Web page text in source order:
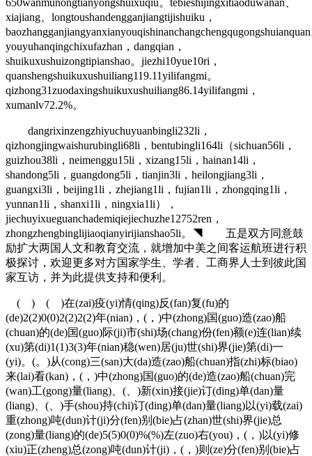
xiajiang、longtoushandengganjiangtijishuiku，
youyuhanqingchixufazhan，dangqian，
shuikuxushuizongtipianshao。jiezhi10yue10ri，
quanshengshuikuxushuiliang119.11yilifangmi。
qizhong31zuodaxingshuikuxushuiliang86.14yilifangmi，
xumanlv72.2%。
dangrixinzengzhiyuchuyuanbingli232li，
qizhongjingwaishurubingli68li，bentubingli164li（sichuan56li，
guizhou38li，neimenggu15li，xizang15li，hainan14li，
shandong5li，guangdong5li，tianjin3li，heilongjiang3li，
guangxi3li，beijing1li，zhejiang1li，fujian1li，zhongqing1li，
yunnan1li，shanxi1li，ningxia1li），
jiechuyixueguanchademiqiejiechuzhe12752ren，
zhongzhengbinglijiaoqianyirijianshao5li。◥ 五是双方同意鼓
励扩大两国人文和教育交流，就增加中美之间客运航班进行积
极探讨，欢迎更多对方国家学生、学者、工商界人士到彼此国
家互访，并为此提供支持和便利。
( ) ( )在(zai)疫(yi)情(qing)反(fan)复(fu)的
(de)2(2)0(0)2(2)2(2)年(nian)，(，)中(zhong)国(guo)造(zao)船
(chuan)的(de)国(guo)际(ji)市(shi)场(chang)份(fen)额(e)连(lian)续
(xu)第(di)1(1)3(3)年(nian)稳(wen)居(ju)世(shi)界(jie)第(di)一
(yi)。(。)从(cong)三(san)大(da)造(zao)船(chuan)指(zhi)标(biao)
来(lai)看(kan)，(，)中(zhong)国(guo)的(de)造(zao)船(chuan)完
(wan)工(gong)量(liang)、(、)新(xin)接(jie)订(ding)单(dan)量
(liang)、(、)手(shou)持(chi)订(ding)单(dan)量(liang)以(yi)载(zai)
重(zhong)吨(dun)计(ji)分(fen)别(bie)占(zhan)世(shi)界(jie)总
(zong)量(liang)的(de)5(5)0(0)%(%)左(zuo)右(you)，(，)以(yi)修
(xiu)正(zheng)总(zong)吨(dun)计(ji)，(，)则(ze)分(fen)别(bie)占